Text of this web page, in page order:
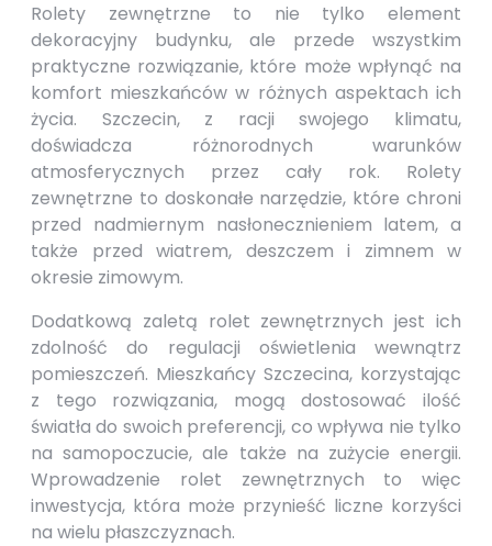
Rolety zewnętrzne to nie tylko element
dekoracyjny budynku, ale przede wszystkim
praktyczne rozwiązanie, które może wpłynąć na
komfort mieszkańców w różnych aspektach ich
życia. Szczecin, z racji swojego klimatu,
doświadcza różnorodnych warunków
atmosferycznych przez cały rok. Rolety
zewnętrzne to doskonałe narzędzie, które chroni
przed nadmiernym nasłonecznieniem latem, a
także przed wiatrem, deszczem i zimnem w
okresie zimowym.
Dodatkową zaletą rolet zewnętrznych jest ich
zdolność do regulacji oświetlenia wewnątrz
pomieszczeń. Mieszkańcy Szczecina, korzystając
z tego rozwiązania, mogą dostosować ilość
światła do swoich preferencji, co wpływa nie tylko
na samopoczucie, ale także na zużycie energii.
Wprowadzenie rolet zewnętrznych to więc
inwestycja, która może przynieść liczne korzyści
na wielu płaszczyznach.